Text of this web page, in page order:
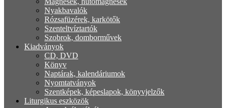
Nyakbavalók
Rózsafüzérek, karkötők
Szenteltvíztartók
Szobrok, domborművek
Kiadványok
CD, DVD
Könyv
Naptárak, kalendáriumok
Nyomtatványok
Szentképek, képeslapok, könyvjelzők
Liturgikus eszközök